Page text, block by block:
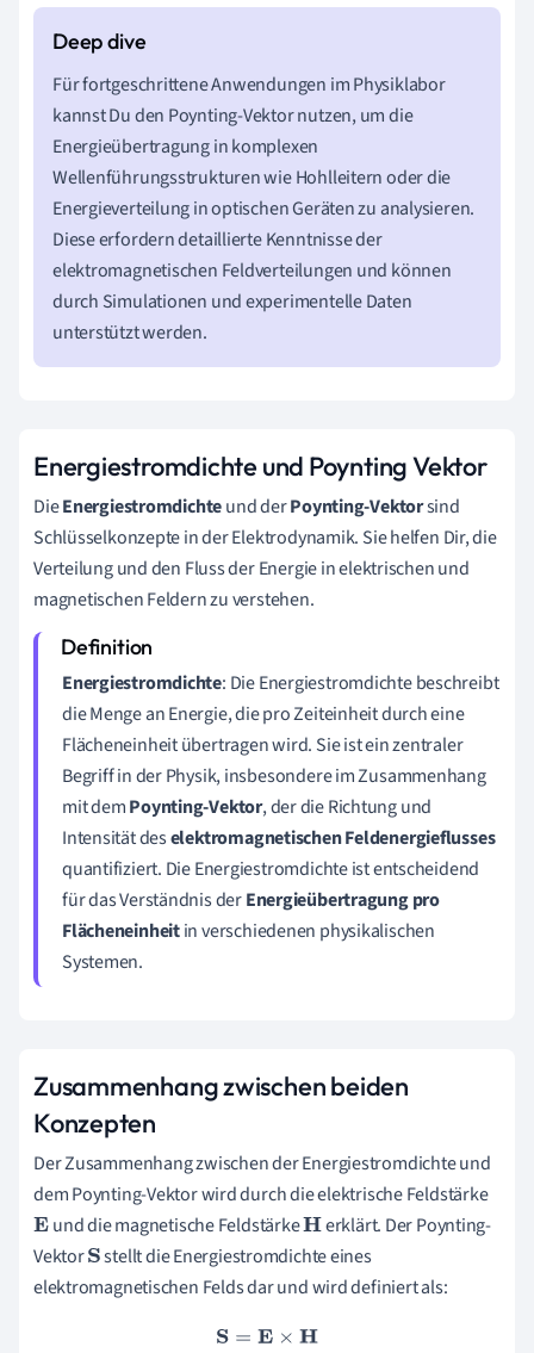
Für fortgeschrittene Anwendungen im Physiklabor
kannst Du den Poynting-Vektor nutzen, um die
Energieübertragung in komplexen
Wellenführungsstrukturen wie Hohlleitern oder die
Energieverteilung in optischen Geräten zu analysieren.
Diese erfordern detaillierte Kenntnisse der
elektromagnetischen Feldverteilungen und können
durch Simulationen und experimentelle Daten
unterstützt werden.
Energiestromdichte und Poynting Vektor
DieEnergiestromdichteund derPoynting-Vektorsind
Schlüsselkonzepte in der Elektrodynamik. Sie helfen Dir, die
Verteilung und den Fluss der Energie in elektrischen und
magnetischen Feldern zu verstehen.
Energiestromdichte: Die Energiestromdichte beschreibt
die Menge an Energie, die pro Zeiteinheit durch eine
Flächeneinheit übertragen wird. Sie ist ein zentraler
Begriff in der Physik, insbesondere im Zusammenhang
mit demPoynting-Vektor, der die Richtung und
Intensität deselektromagnetischen Feldenergieflusses
quantifiziert. Die Energiestromdichte ist entscheidend
für das Verständnis derEnergieübertragung pro
Flächeneinheitin verschiedenen physikalischen
Systemen.
Zusammenhang zwischen beiden
Konzepten
Der Zusammenhang zwischen der Energiestromdichte und
dem Poynting-Vektor wird durch die elektrische Feldstärke
E und die magnetische FeldstärkeH erklärt. Der Poynting-
VektorS stellt die Energiestromdichte eines
elektromagnetischen Felds dar und wird definiert als:
S =E× H